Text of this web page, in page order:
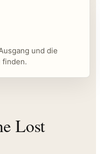
und die
finden.
Lost